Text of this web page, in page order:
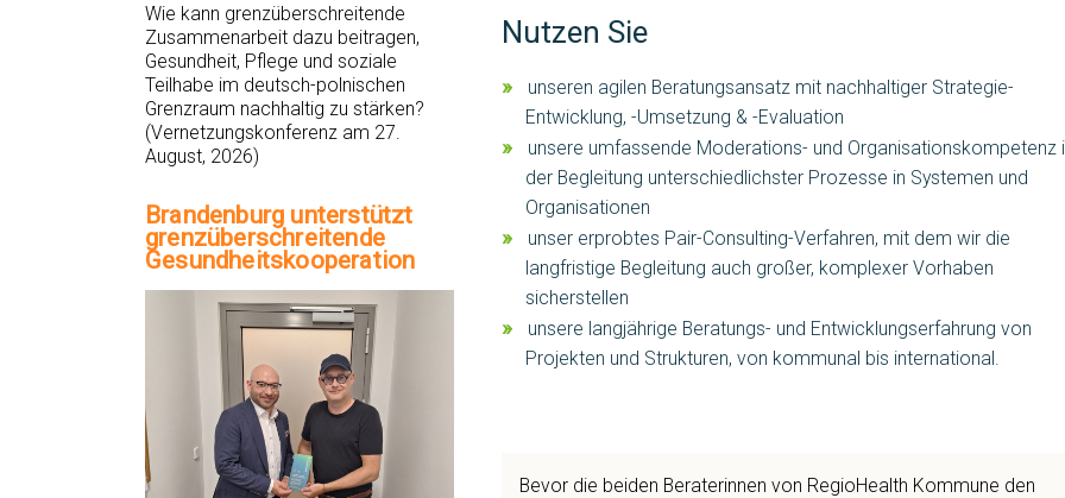
Nutzen Sie
unseren agilen Beratungsansatz mit nachhaltiger Strategie-
Entwicklung, -Umsetzung & -Evaluation
unsere umfassende Moderations- und Organisationskompetenz
der Begleitung unterschiedlichster Prozesse in Systemen und
Organisationen
unser erprobtes Pair-Consulting-Verfahren, mit dem wir die
langfristige Begleitung auch großer, komplexer Vorhaben
sicherstellen
unsere langjährige Beratungs- und Entwicklungserfahrung von
Projekten und Strukturen, von kommunal bis international.
Bevor die beiden Beraterinnen von RegioHealth Kommune den
Wie kann grenzüberschreitende
Zusammenarbeit dazu beitragen,
Gesundheit, Pflege und soziale
Teilhabe im deutsch-polnischen
Grenzraum nachhaltig zu stärken?
(Vernetzungskonferenz am 27.
August, 2026)
Brandenburg unterstützt
grenzüberschreitende
Gesundheitskooperation